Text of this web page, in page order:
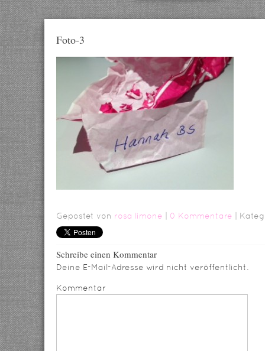
Foto-3
Gepostet von rosa limone 0 Kommentare |
Schreibe einen Kommentar
Deine E-Mail-Adresse wird nicht veröffentlicht.
Kommentar